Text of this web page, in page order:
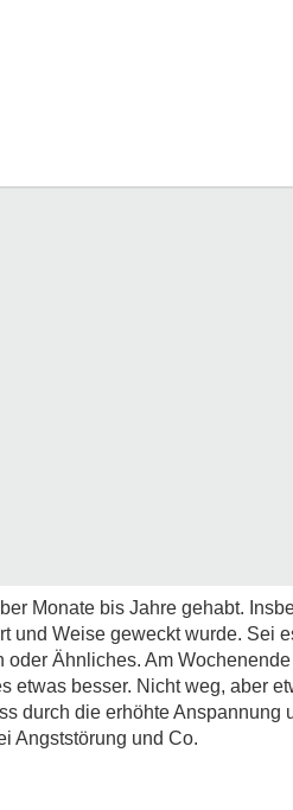
Monate bis Jahre gehabt.
und Weise geweckt wurde. Sei
oder Ähnliches. Am
etwas besser. Nicht weg, aber
durch die erhöhte Anspannung
Angststörung und Co.